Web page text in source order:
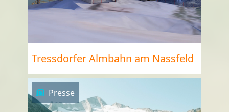
Tressdorfer Almbahn am Nassfeld
Presse